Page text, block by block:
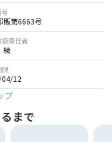
号
販第6663号
責任者
綾
限
12
プ
まで